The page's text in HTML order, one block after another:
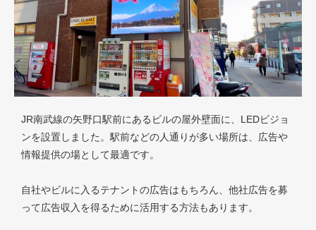
JR南武線の矢野口駅前にあるビルの屋外壁面に、LEDビジョ
ンを設置しました。駅前などの人通りが多い場所は、広告や
情報提供の場として最適です。
自社やビルに入るテナントの広告はもちろん、他社広告を募
って広告収入を得るために活用する方法もあります。